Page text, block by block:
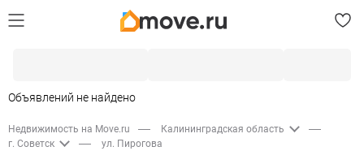
Объявлений не найдено
Недвижимость на Move.ru
Калининградская область
г. Советск
ул. Пирогова